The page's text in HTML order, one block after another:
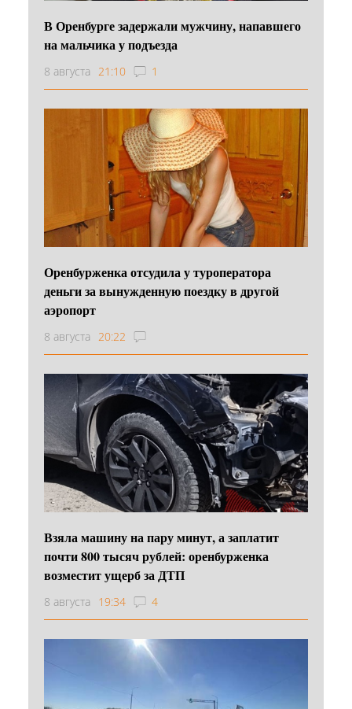
В Оренбурге задержали мужчину, напавшего
на мальчика у подъезда
8 августа 21:10 1
Оренбурженка отсудила у туроператора
деньги за вынужденную поездку в другой
аэропорт
8 августа 20:22
Взяла машину на пару минут, а заплатит
почти 800 тысяч рублей: оренбурженка
возместит ущерб за ДТП
8 августа 19:34 4